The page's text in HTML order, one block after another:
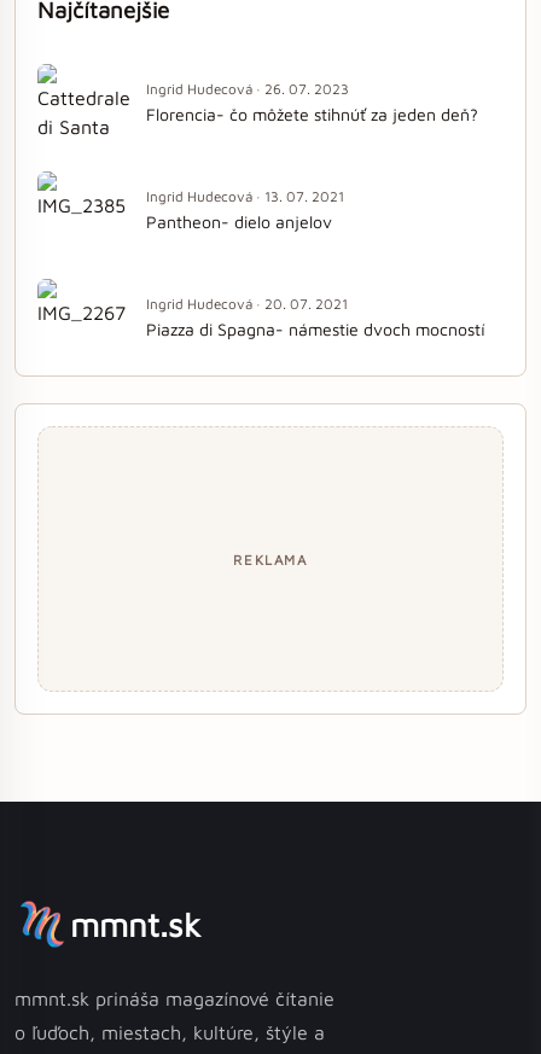
Najčítanejšie
Ingrid Hudecová · 26. 07. 2023
Florencia- čo môžete stihnúť za jeden deň?
Ingrid Hudecová · 13. 07. 2021
Pantheon- dielo anjelov
Ingrid Hudecová · 20. 07. 2021
Piazza di Spagna- námestie dvoch mocností
REKLAMA
mmnt.sk
mmnt.sk prináša magazínové čítanie
o ľuďoch, miestach, kultúre, štýle a